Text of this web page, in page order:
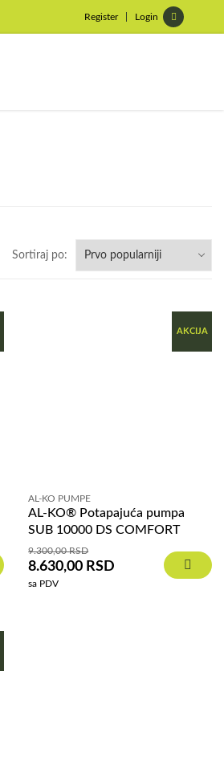
Register Login
Sortiraj po:
AKCIJA
AL-KO PUMPE
AL-KO® Potapajuća pumpa
SUB 10000 DS COMFORT
9.300,00RSD
8.630,00 RSD
sa PDV